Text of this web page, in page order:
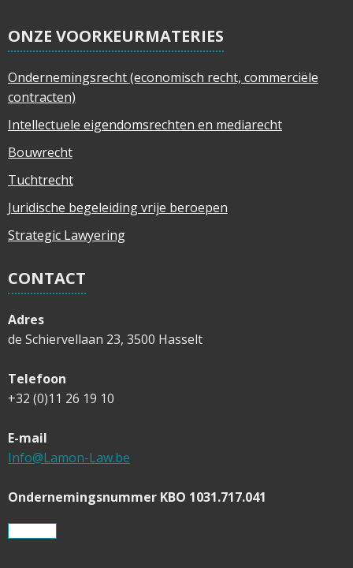
ONZE VOORKEURMATERIES
Ondernemingsrecht (economisch recht, commerciële
contracten)
Intellectuele eigendomsrechten en mediarecht
Bouwrecht
Tuchtrecht
Juridische begeleiding vrije beroepen
Strategic Lawyering
CONTACT
Adres
de Schiervellaan 23, 3500 Hasselt
Telefoon
+32 (0)11 26 19 10
E-mail
Info@Lamon-Law.be
Ondernemingsnummer KBO 1031.717.041